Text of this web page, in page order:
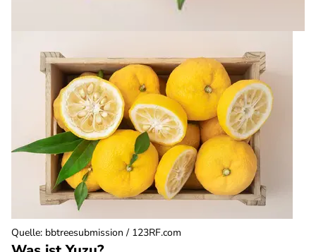
Quelle: bbtreesubmission / 123RF.com